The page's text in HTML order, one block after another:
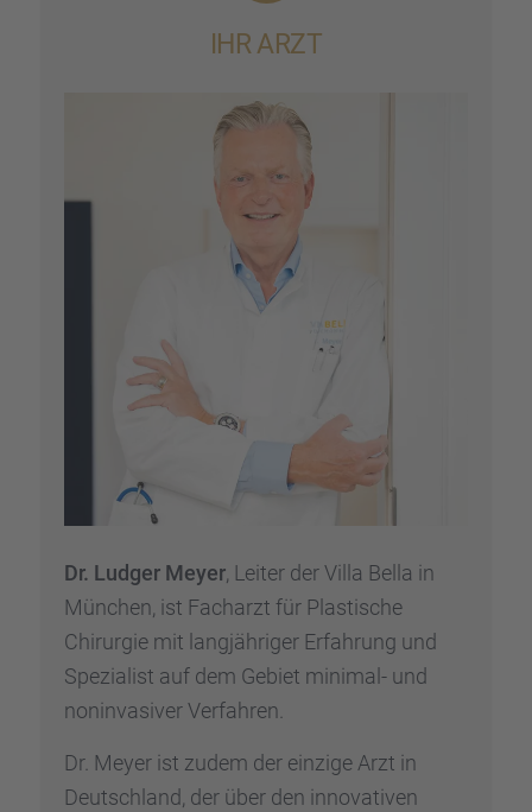
IHR ARZT
Dr. Ludger Meyer, Leiter der Villa Bella in
München, ist Facharzt für Plasti­sche
Chirur­gie mit langjäh­ri­ger Erfah­rung und
Spezia­list auf dem Gebiet minimal- und
nonin­va­si­ver Verfah­ren.
Dr. Meyer ist zudem der einzige Arzt in
Deutsch­land, der über den innova­ti­ven